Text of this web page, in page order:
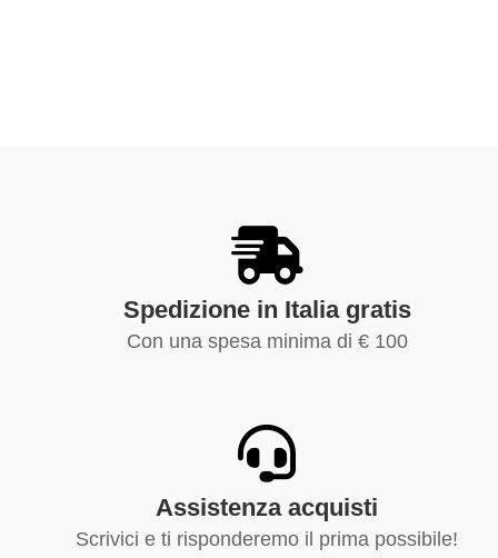
Spedizione in Italia gratis
Con una spesa minima di € 100
Assistenza acquisti
Scrivici e ti risponderemo il prima possibile!